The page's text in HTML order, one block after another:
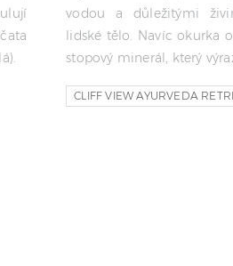
vodou a důležitými
lidské tělo. Navíc okurka
stopový minerál, který
CLIFF VIEW AYURVEDA